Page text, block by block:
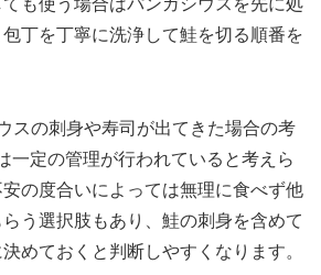
も使う場合はパンガシウスを先に処
丁を丁寧に洗浄して鮭を切る順番を
スの刺身や寿司が出てきた場合の考
一定の管理が行われていると考えら
の度合いによっては無理に食べず他
う選択肢もあり、鮭の刺身を含めて
めておくと判断しやすくなります。